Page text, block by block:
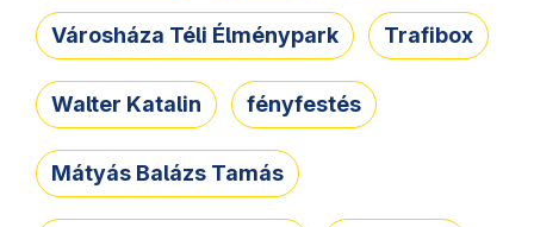
Városháza Téli Élménypark Trafibox
Walter Katalin fényfestés
Mátyás Balázs Tamás